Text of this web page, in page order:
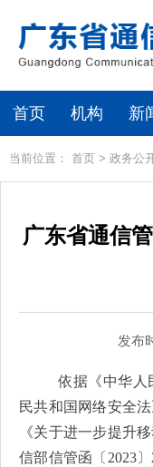
首页 机构 新
当前位置： 首页 > 政务公
广东省通信
发布
依据《中华人
民共和国 网络安全
《关于进一步提升
信部信管函〔 2023〕